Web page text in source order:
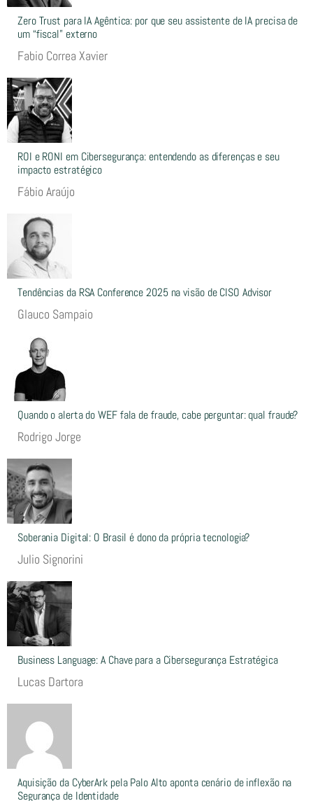
Zero Trust para IA Agêntica: por que seu assistente de IA precisa de
um “fiscal” externo
Fabio Correa Xavier
ROI e RONI em Cibersegurança: entendendo as diferenças e seu
impacto estratégico
Fábio Araújo
Tendências da RSA Conference 2025 na visão de CISO Advisor
Glauco Sampaio
Quando o alerta do WEF fala de fraude, cabe perguntar: qual fraude?
Rodrigo Jorge
Soberania Digital: O Brasil é dono da própria tecnologia?
Julio Signorini
Business Language: A Chave para a Cibersegurança Estratégica
Lucas Dartora
Aquisição da CyberArk pela Palo Alto aponta cenário de inflexão na
Segurança de Identidade